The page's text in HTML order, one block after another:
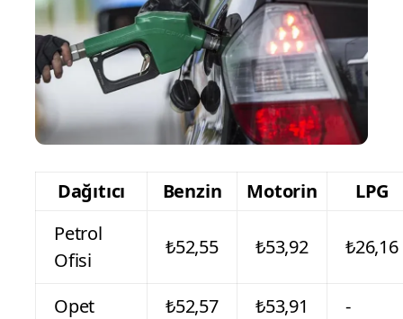
Dağıtıcı Benzin Motorin
LPG
Petrol
Ofisi
₺52,55 ₺53,92 ₺26,16
Opet ₺52,57 ₺53,91
-